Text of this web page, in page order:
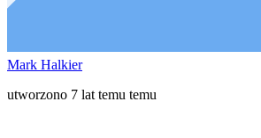
Mark Halkier
utworzono 7 lat temu temu